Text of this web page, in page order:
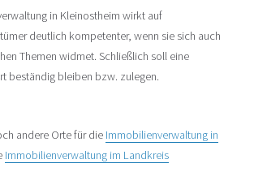
in Kleinostheim wirkt auf
deutlich kompetenter, wenn sie sich auch
Themen widmet. Schließlich soll eine
beständig bleiben bzw. zulegen.
andere Orte für die Immobilienverwaltung in
Immobilienverwaltung im Landkreis